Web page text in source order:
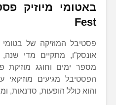
באטומי מיוזיק
Fest
פסטיבל המוזיקה של
אונסק”ו, מתקיים מדי
מספר ימים וחוגג מוזיקת
הפסטיבל מגיעים מוזיקאי
והוא כולל הופעות, סדנאות,